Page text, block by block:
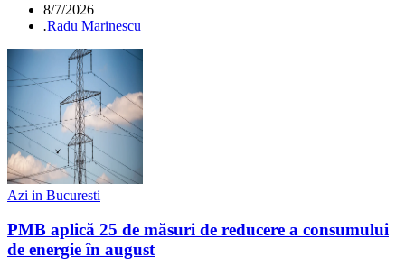
8/7/2026
.Radu Marinescu
Azi in Bucuresti
PMB aplică 25 de măsuri de reducere a consumului
de energie în august